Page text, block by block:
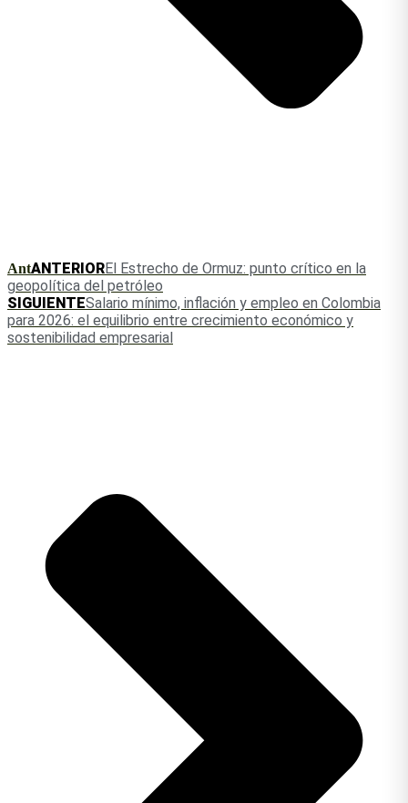
AntANTERIOREl Estrecho de Ormuz: punto crítico en la
geopolítica del petróleo
SIGUIENTESalario mínimo, inflación y empleo en Colombia
para 2026: el equilibrio entre crecimiento económico y
sostenibilidad empresarial